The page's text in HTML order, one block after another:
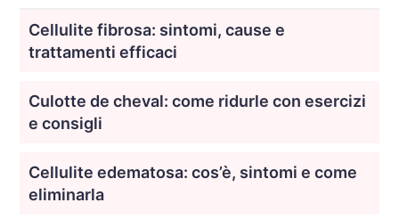
Cellulite fibrosa: sintomi, cause e
trattamenti efficaci
Culotte de cheval: come ridurle con esercizi
e consigli
Cellulite edematosa: cos’è, sintomi e come
eliminarla